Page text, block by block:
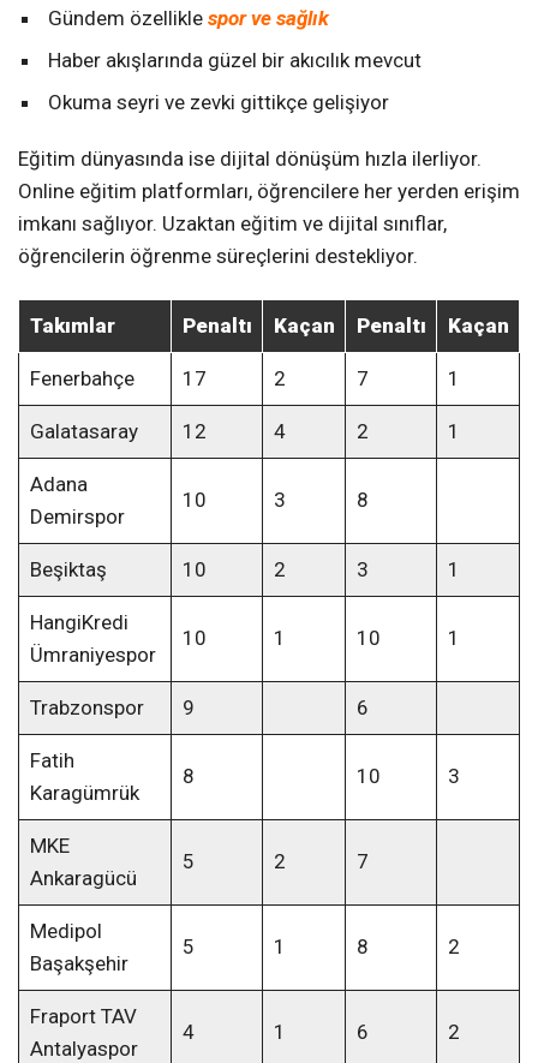
Gündem özellikle spor ve sağlık
Haber akışlarında güzel bir akıcılık mevcut
Okuma seyri ve zevki gittikçe gelişiyor
Eğitim dünyasında ise dijital dönüşüm hızla ilerliyor.
Online eğitim platformları, öğrencilere her yerden erişim
imkanı sağlıyor. Uzaktan eğitim ve dijital sınıflar,
öğrencilerin öğrenme süreçlerini destekliyor.
Takımlar Penaltı Kaçan Penaltı Kaçan
Fenerbahçe 17 2 7 1
Galatasaray 12 4 2 1
Adana
Demirspor
10 3 8
Beşiktaş 10 2 3 1
HangiKredi
Ümraniyespor
10 1 10 1
Trabzonspor 9 6
Fatih
Karagümrük
8 10 3
MKE
Ankaragücü
5 2 7
Medipol
Başakşehir
5 1 8 2
Fraport TAV
Antalyaspor
4 1 6 2